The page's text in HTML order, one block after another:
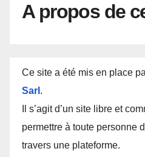
A propos de
Ce site a été mis en place
Sarl .
Il s’agit d’un site libre et
permettre à toute personne
travers une plateforme.